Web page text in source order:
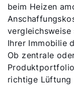
beim Heizen
Ihrer Immobilie
Ob zentrale
richtige Lüftung